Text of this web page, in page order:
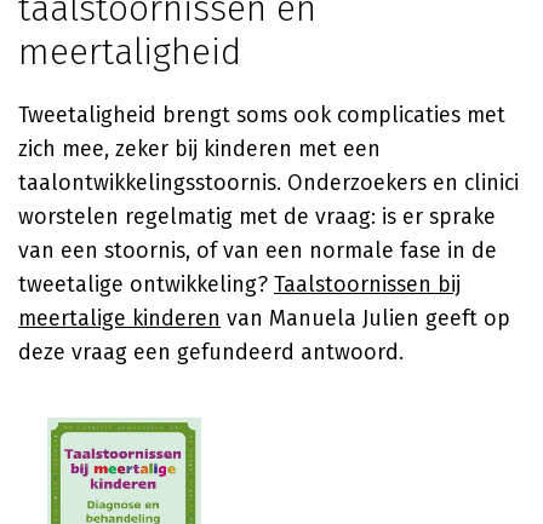
meertaligheid
Tweetaligheid brengt soms ook complicaties met
zich mee, zeker bij kinderen met een
taalontwikkelingsstoornis. Onderzoekers en clinici
worstelen regelmatig met de vraag: is er sprake
van een stoornis, of van een normale fase in de
tweetalige ontwikkeling? Taalstoornissen bij
meertalige kinderen van Manuela Julien geeft op
deze vraag een gefundeerd antwoord.